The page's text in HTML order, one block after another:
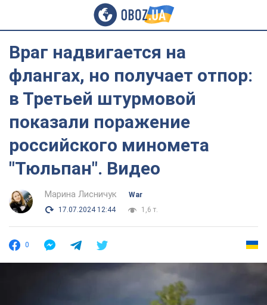
Враг надвигается на
флангах, но получает отпор:
в Третьей штурмовой
показали поражение
российского миномета
"Тюльпан". Видео
Марина Лисничук
War
17.07.2024 12:44
1,6 т.
0